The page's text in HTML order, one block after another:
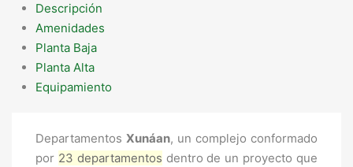
Descripción
Amenidades
Planta Baja
Planta Alta
Equipamiento
Departamentos Xunáan, un complejo conformado
por 23 departamentos dentro de un proyecto que